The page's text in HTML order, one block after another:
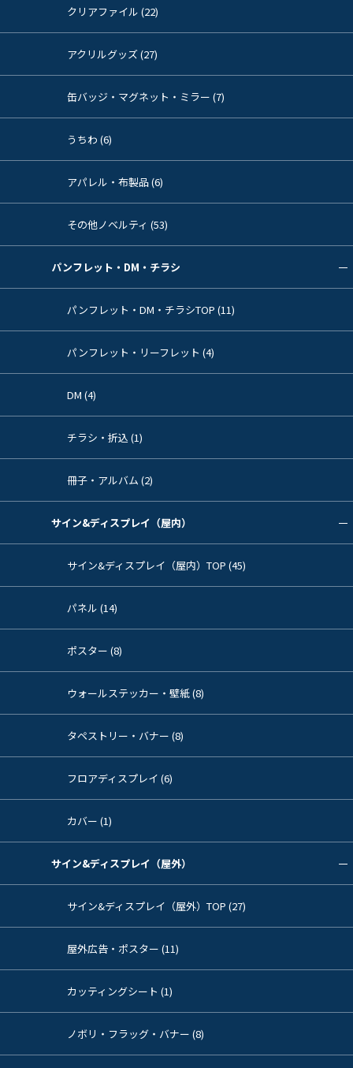
クリアファイル (22)
アクリルグッズ (27)
缶バッジ・マグネット・ミラー (7)
うちわ (6)
アパレル・布製品 (6)
その他ノベルティ (53)
パンフレット・DM・チラシ
パンフレット・DM・チラシTOP (11)
パンフレット・リーフレット (4)
DM (4)
チラシ・折込 (1)
冊子・アルバム (2)
サイン&ディスプレイ（屋内）
サイン&ディスプレイ（屋内）TOP (45)
パネル (14)
ポスター (8)
ウォールステッカー・壁紙 (8)
タペストリー・バナー (8)
フロアディスプレイ (6)
カバー (1)
サイン&ディスプレイ（屋外）
サイン&ディスプレイ（屋外）TOP (27)
屋外広告・ポスター (11)
カッティングシート (1)
ノボリ・フラッグ・バナー (8)